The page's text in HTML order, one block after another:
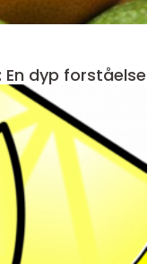
dyp forståelse